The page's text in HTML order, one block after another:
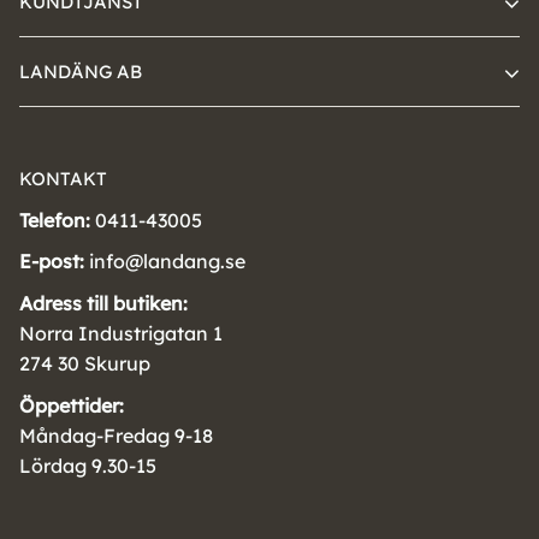
LANDÄNG AB
KONTAKT
Telefon: 0411-43005
E-post: info@landang.se
Adress till butiken:
Norra Industrigatan 1
274 30 Skurup
Öppettider:
Måndag-Fredag 9-18
Lördag 9.30-15